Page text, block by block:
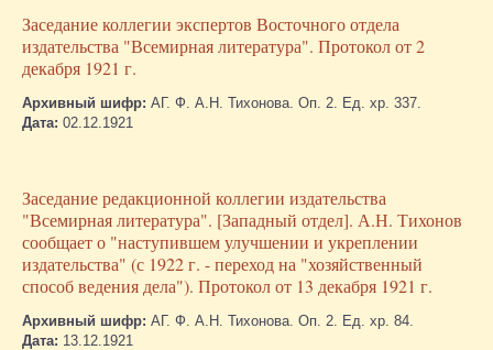
Заседание коллегии экспертов Восточного отдела
издательства "Всемирная литература". Протокол от 2
декабря 1921 г.
Архивный шифр: АГ. Ф. А.Н. Тихонова. Оп. 2. Ед. хр. 337.
Дата: 02.12.1921
Заседание редакционной коллегии издательства
"Всемирная литература". [Западный отдел]. А.Н. Тихонов
сообщает о "наступившем улучшении и укреплении
издательства" (с 1922 г. - переход на "хозяйственный
способ ведения дела"). Протокол от 13 декабря 1921 г.
Архивный шифр: АГ. Ф. А.Н. Тихонова. Оп. 2. Ед. хр. 84.
Дата: 13.12.1921